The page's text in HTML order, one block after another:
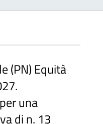
(PN) Equità
una
di n. 13